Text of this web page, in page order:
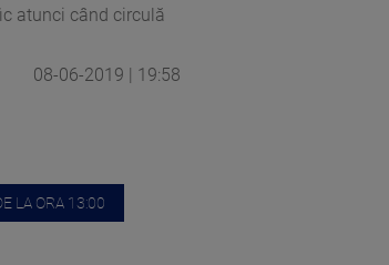
atunci când circulă
08-06-2019 | 19:58
LA ORA 13:00